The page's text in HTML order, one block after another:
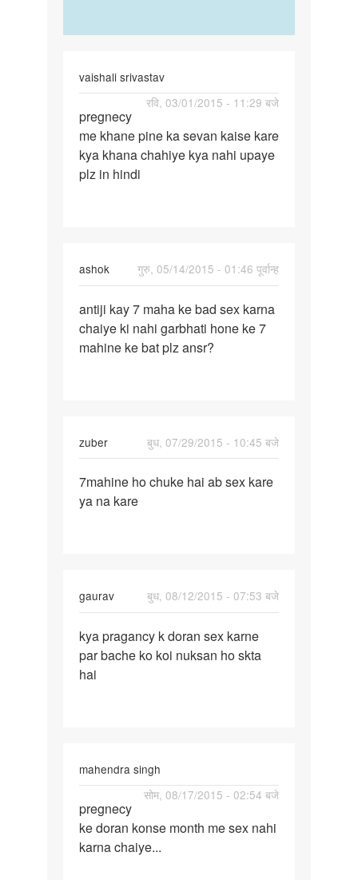
vaishali srivastav
रवि, 03/01/2015 - 11:29 बजे
pregnecy
me
khane
pine
pregnecy
me khane pine ka sevan kaise kare
kya khana chahiye kya nahi upaye
plz in hindi
ashok
गुरु, 05/14/2015 - 01:46 पूर्वान्ह
antiji
kay
7
antiji kay 7 maha ke bad sex karna
chaiye ki nahi garbhati hone ke 7
mahine ke bat plz ansr?
zuber
बुध, 07/29/2015 - 10:45 बजे
7mahine
ho
7mahine ho chuke hai ab sex kare
ya na kare
gaurav
बुध, 08/12/2015 - 07:53 बजे
kya
pragancy
k
kya pragancy k doran sex karne
par bache ko koi nuksan ho skta
hai
mahendra singh
सोम, 08/17/2015 - 02:54 बजे
pregnecy
ke
doran
pregnecy
ke doran konse month me sex nahi
karna chaiye...